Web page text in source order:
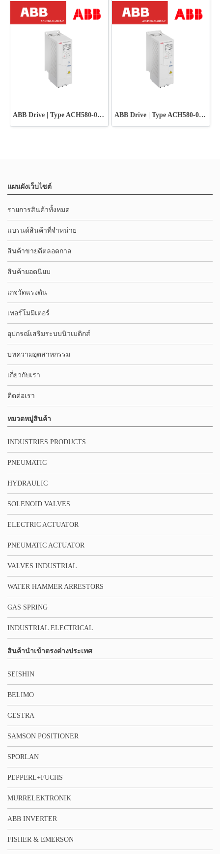
ABB Drive | Type ACH580-01-012A-2 ABB Drive | Type ACH580-01-018A-2
แผนผังเว็บไซต์
รายการสินค้าทั้งหมด
แบรนด์สินค้าที่จำหน่าย
สินค้าขายดีตลอดกาล
สินค้ายอดนิยม
เกจวัดแรงดัน
เทอร์โมมิเตอร์
อุปกรณ์เสริมระบบนิวเมติกส์
บทความอุตสาหกรรม
เกี่ยวกับเรา
ติดต่อเรา
หมวดหมู่สินค้า
INDUSTRIES PRODUCTS
PNEUMATIC
HYDRAULIC
SOLENOID VALVES
ELECTRIC ACTUATOR
PNEUMATIC ACTUATOR
VALVES INDUSTRIAL
WATER HAMMER ARRESTORS
GAS SPRING
INDUSTRIAL ELECTRICAL
สินค้านำเข้าตรงต่างประเทศ
SEISHIN
BELIMO
GESTRA
SAMSON POSITIONER
SPORLAN
PEPPERL+FUCHS
MURRELEKTRONIK
ABB INVERTER
FISHER & EMERSON